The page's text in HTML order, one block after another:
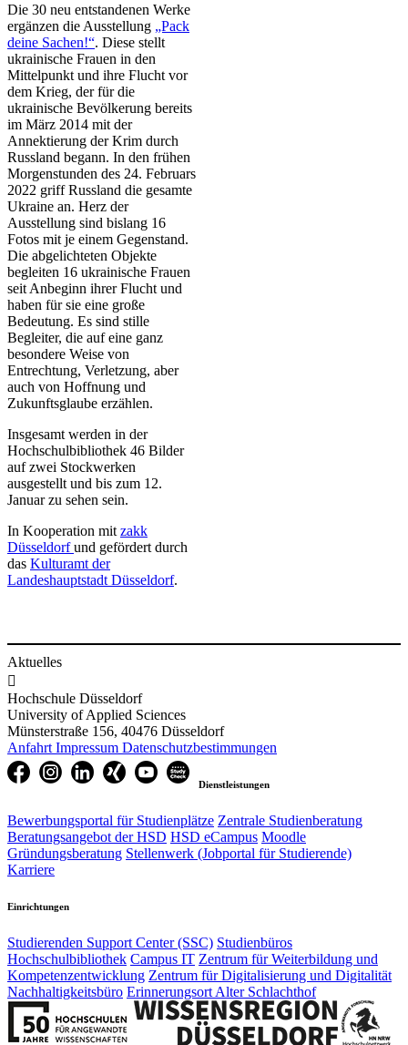
Die 30 neu entstandenen Werke
ergänzen die Ausstellung „Pack
deine Sachen!“. Diese stellt
ukrainische Frauen in den
Mittelpunkt und ihre Flucht vor
dem Krieg, der für die
ukrainische Bevölkerung bereits
im März 2014 mit der
Annektierung der Krim durch
Russland begann. In den frühen
Morgenstunden des 24. Februars
2022 griff Russland die gesamte
Ukraine an. Herz der
Ausstellung sind bislang 16
Fotos mit je einem Gegenstand.
Die abgelichteten Objekte
begleiten 16 ukrainische Frauen
seit Anbeginn ihrer Flucht und
haben für sie eine große
Bedeutung. Es sind stille
Begleiter, die auf eine ganz
besondere Weise von
Entrechtung, Verletzung, aber
auch von Hoffnung und
Zukunftsglaube erzählen.
Insgesamt werden in der
Hochschulbibliothek 46 Bilder
auf zwei Stockwerken
ausgestellt und bis zum 12.
Januar zu sehen sein.
In Kooperation mit zakk
Düsseldorfund gefördert durch
das Kulturamt der
Landeshauptstadt Düsseldorf​.
Aktuelles

Hochschule Düsseldorf
University of Applied Sciences
Münsterstraße 156, 40476 Düsseldorf
Anfahrt Impressum Datenschutzbestimmungen
Dienstleistungen
Bewerbungsportal für Studienplätze Zentrale Studienberatung
Beratungsangebot der HSD HSD eCampus Moodle
Gründungsberatung Stellenwerk (Jobportal für Studierende)
Karriere
Einrichtungen
Studierenden Support Center (SSC) Studienbüros
Hochschulbibliothek Campus IT Zentrum für Weiterbildung und
Kompetenzentwicklung Zentrum für Digitalisierung und Digitalität
Nachhaltigkeitsbüro Erinnerungsort Alter Schlachthof